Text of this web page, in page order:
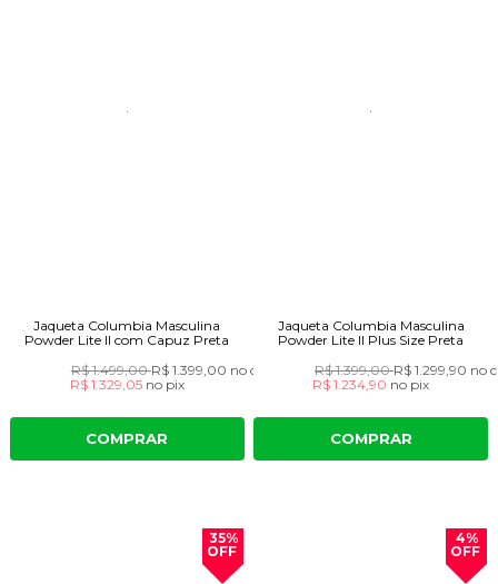
Jaqueta Columbia Masculina
Powder Lite II com Capuz Preta
R$ 1.499,00R$ 1.399,00 no cartão
R$ 1.329,05 no pix
COMPRAR
Jaqueta Columbia Masculina
Powder Lite II Plus Size Preta
R$ 1.399,00R$ 1.299,90 no
R$ 1.234,90 no pix
COMPRAR
35%
OFF
4%
OFF